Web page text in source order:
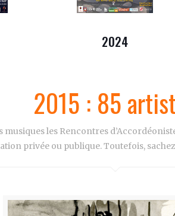
2024
2015 : 85
les Rencontres
privée ou publique. Toutefois,